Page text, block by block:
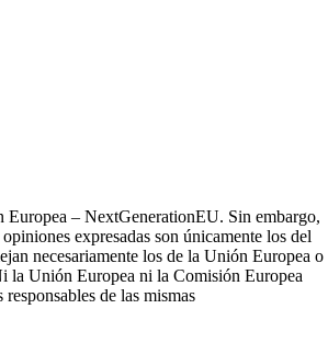
Europea – NextGenerationEU. Sin embargo,
expresadas son únicamente los del
necesariamente los de la Unión Europea o
la Unión Europea ni la Comisión Europea
responsables de las mismas